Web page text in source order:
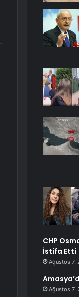
CHP
İstifa Etti
Ağustos 7,
Ağustos 7,